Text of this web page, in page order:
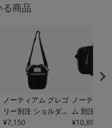
商品
ノーティアム グレゴ
リー別注 ショルダー
バッグ メンズ レディ
¥7,150
ノーティア
ム 別注 ボ
メンズ
¥10,890